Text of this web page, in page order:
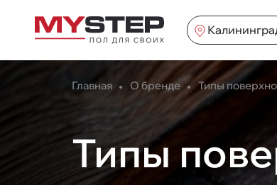
Главная О бренде Типы
Типы